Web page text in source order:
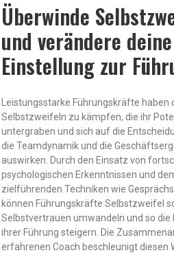
Überwinde
und verändere deine
Einstellung zur
Leistungsstarke Führungskräfte haben
Selbstzweifeln zu kämpfen, die ihr
untergraben und sich auf die
die Teamdynamik und die
auswirken. Durch den Einsatz von
psychologischen Erkenntnissen und
zielführenden Techniken wie
können Führungskräfte Selbstzweifel
Selbstvertrauen umwandeln und so
ihrer Führung steigern. Die
erfahrenen Coach beschleunigt diesen